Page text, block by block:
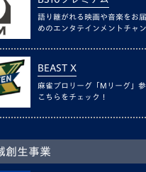
語り継がれる映画や音楽をお
めのエンタテインメントチャ
BEAST X
麻雀プロリーグ「Mリーグ」
こちらをチェック！
創生事業